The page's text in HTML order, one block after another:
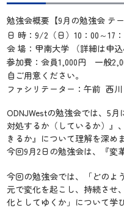
勉強会概要【9月の勉強会 テ
日 時：9/2（日）10：00～17
会 場：甲南大学 （詳細は申
参加費：会員1,000円 一般
自ご用意ください。
ファシリテーター：午前 西
ODNJWestの勉強会では、5
対処するか（しているか）』
きるか』について理解を深め
今回9月2日の勉強会は、『変
今回の勉強会では、「どのよ
元で変化を起こし、持続させ
化としてゆくか」について学